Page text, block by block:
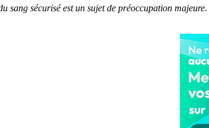
sang sécurisé est un sujet de préoccupation